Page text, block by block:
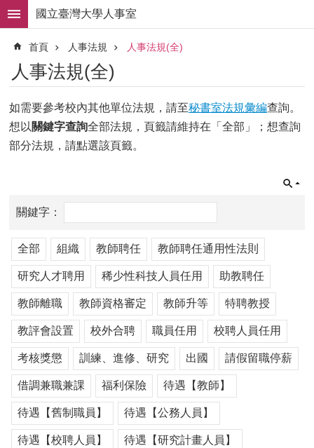
跳到主要內容區塊
進
階
搜
尋
求
職
徵
才
掌
人
事
法
規
常
用
表
單
各
類
專
區
國立臺灣大學人事室
首頁 人事法規 人事法規(全)
人事法規(全)
如需要參考校內其他單位法規，請至秘書室法規彙編查詢。
想以 關鍵字查詢全部法規，頁籤請維持在「全部」；想查詢
部分法規，請點選該頁籤。
全部 組織 教師聘任 教師聘任通用性法則
研究人才聘用 稀少性科技人員任用 助教聘任
教師離職 教師資格審定 教師升等 特聘教授
教評會設置 校外合聘 職員任用 校聘人員任用
考核獎懲 訓練、進修、研究 出國 請假留職停薪
借調兼職兼課 福利保險 待遇【教師】
待遇【舊制職員】 待遇【公務人員】
待遇【校聘人員】 待遇【研究計畫人員】